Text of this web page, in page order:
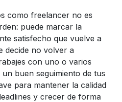
como freelancer no es
puede marcar la
satisfecho que vuelve a
decide no volver a
con uno o varios
buen seguimiento de tus
para mantener la calidad
y crecer de forma